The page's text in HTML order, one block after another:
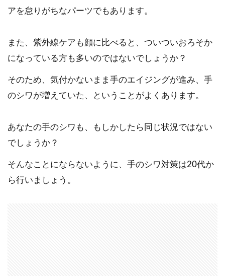
アを怠りがちなパーツでもあります。
また、紫外線ケアも顔に比べると、ついついおろそか
になっている方も多いのではないでしょうか？
そのため、気付かないまま手のエイジングが進み、手
のシワが増えていた、ということがよくあります。
あなたの手のシワも、もしかしたら同じ状況ではない
でしょうか？
そんなことにならないように、手のシワ対策は20代か
ら行いましょう。